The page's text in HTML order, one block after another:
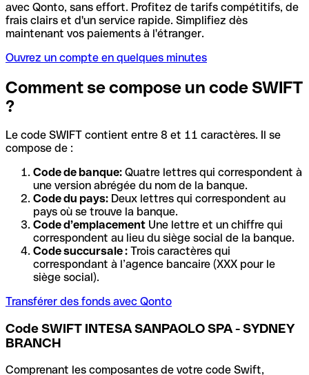
avec Qonto, sans effort. Profitez de tarifs compétitifs, de
frais clairs et d'un service rapide. Simplifiez dès
maintenant vos paiements à l'étranger.
Ouvrez un compte en quelques minutes
Comment se compose un code SWIFT
?
Le code SWIFT contient entre 8 et 11 caractères. Il se
compose de :
Code de banque: Quatre lettres qui correspondent à
une version abrégée du nom de la banque.
Code du pays: Deux lettres qui correspondent au
pays où se trouve la banque.
Code d’emplacement Une lettre et un chiffre qui
correspondent au lieu du siège social de la banque.
Code succursale : Trois caractères qui
correspondant à l’agence bancaire (XXX pour le
siège social).
Transférer des fonds avec Qonto
Code SWIFT INTESA SANPAOLO SPA - SYDNEY
BRANCH
Comprenant les composantes de votre code Swift,